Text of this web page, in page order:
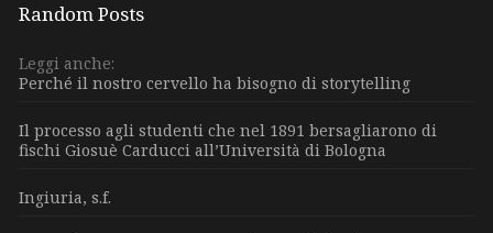
Random Posts
Leggi anche:
Perché il nostro cervello ha bisogno di storytelling
Il processo agli studenti che nel 1891 bersagliarono di
fischi Giosuè Carducci all’Università di Bologna
Ingiuria, s.f.